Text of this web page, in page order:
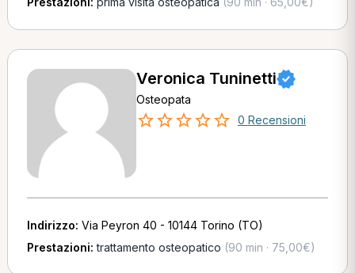
Veronica Tuninetti
Osteopata
0 Recensioni
Indirizzo: Via Peyron 40 - 10144 Torino (TO)
Prestazioni:trattamento osteopatico (90 min · 75,00€)